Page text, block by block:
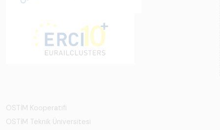
OSTİM Kooperatifi
OSTİM Teknik Üniversitesi